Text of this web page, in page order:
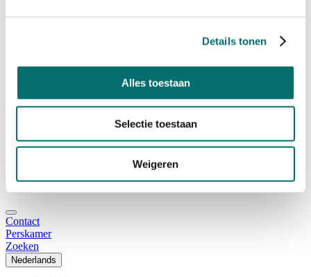
Details tonen
Alles toestaan
Selectie toestaan
Weigeren
Vacatures
Ticket kopen voor Horecava
TICKETS HORECAVA
NIEUWSBRIEF
Contact
Perskamer
Zoeken
Nederlands